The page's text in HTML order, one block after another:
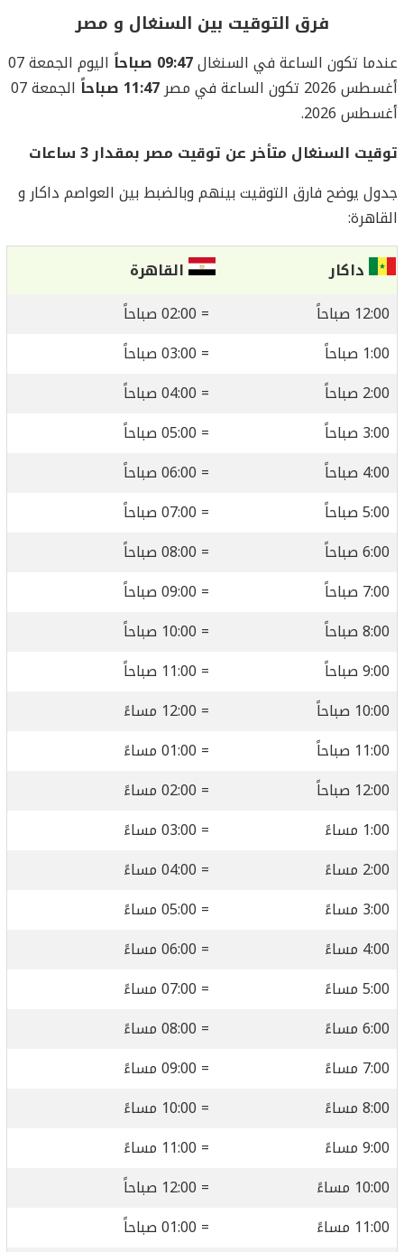
فرق التوقيت بين السنغال و مصر
عندما تكون الساعة في السنغال09:47 صباحاً
اليوم الجمعة 07
أغسطس 2026 تكون الساعة في مصر
11:47 صباحاً
الجمعة 07
أغسطس 2026.
توقيت السنغال متأخر عن توقيت مصر بمقدار 3 ساعات
جدول يوضح فارق التوقيت بينهم وبالضبط بين العواصم داكار و
القاهرة:
داكار
القاهرة
12:00 صباحاً
= 02:00 صباحاً
1:00 صباحاً
= 03:00 صباحاً
2:00 صباحاً
= 04:00 صباحاً
3:00 صباحاً
= 05:00 صباحاً
4:00 صباحاً
= 06:00 صباحاً
5:00 صباحاً
= 07:00 صباحاً
6:00 صباحاً
= 08:00 صباحاً
7:00 صباحاً
= 09:00 صباحاً
8:00 صباحاً
= 10:00 صباحاً
9:00 صباحاً
= 11:00 صباحاً
10:00 صباحاً
= 12:00 مساءً
11:00 صباحاً
= 01:00 مساءً
12:00 صباحاً
= 02:00 مساءً
1:00 مساءً
= 03:00 مساءً
2:00 مساءً
= 04:00 مساءً
3:00 مساءً
= 05:00 مساءً
4:00 مساءً
= 06:00 مساءً
5:00 مساءً
= 07:00 مساءً
6:00 مساءً
= 08:00 مساءً
7:00 مساءً
= 09:00 مساءً
8:00 مساءً
= 10:00 مساءً
9:00 مساءً
= 11:00 مساءً
10:00 مساءً
= 12:00 صباحاً
11:00 مساءً
= 01:00 صباحاً